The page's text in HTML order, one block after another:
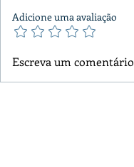
Adicione uma avaliação
Escreva um comentário